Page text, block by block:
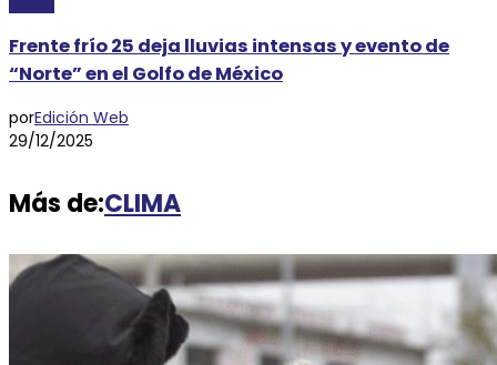
Frente frío 25 deja lluvias intensas y evento de
“Norte” en el Golfo de México
porEdición Web
29/12/2025
Más de:CLIMA